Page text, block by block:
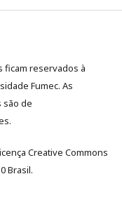
ficam reservados à
Fumec. As
são de
Creative Commons
Brasil.